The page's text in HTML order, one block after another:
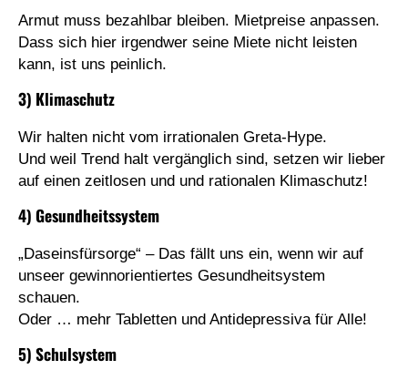
Armut muss bezahlbar bleiben. Mietpreise anpassen.
Dass sich hier irgendwer seine Miete nicht leisten
kann, ist uns peinlich.
3) Klimaschutz
Wir halten nicht vom irrationalen Greta-Hype.
Und weil Trend halt vergänglich sind, setzen wir lieber
auf einen zeitlosen und und rationalen Klimaschutz!
4) Gesundheitssystem
„Daseinsfürsorge“ – Das fällt uns ein, wenn wir auf
unseer gewinnorientiertes Gesundheitsystem
schauen.
Oder … mehr Tabletten und Antidepressiva für Alle!
5) Schulsystem